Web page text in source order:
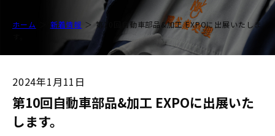
ホーム 新着情報
第10回自動車部品&加工 EXPOに出展いたしま
2024年1月11日
第10回自動車部品&加工 EXPOに出展いた
します。